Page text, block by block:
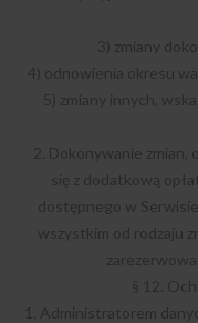
3) zmiany
4) odnowienia okresu
5) zmiany innych,
2. Dokonywanie
się z dodatkową
dostępnego w
wszystkim od rodzaju
§ 12.
1. Administratorem